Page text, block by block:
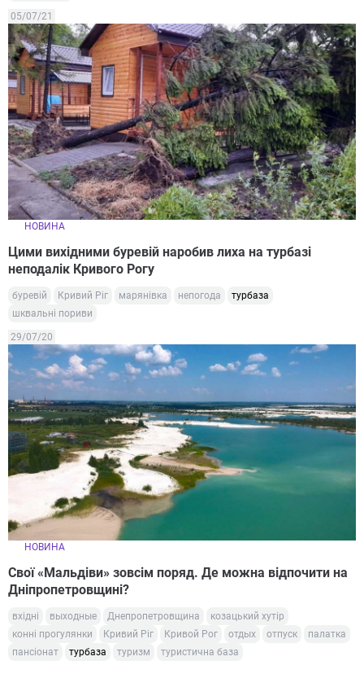
05/07/21
НОВИНА
Цими вихідними буревій наробив лиха на турбазі
неподалік Кривого Рогу
буревій Кривий Ріг марянівка непогода
турбаза
шквальні пориви
29/07/20
НОВИНА
Свої «Мальдіви» зовсім поряд. Де можна відпочити на
Дніпропетровщині?
вхідні выходные Днепропетровщина
козацький хутір
конні прогулянки
Кривий Ріг Кривой Рог отдых отпуск
палатка
пансіонат
турбаза туризм туристична база